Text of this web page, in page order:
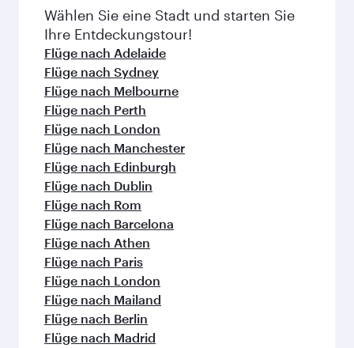
jeweiligen Einzelheiten zu den Flügen.
Wählen Sie eine Stadt und starten Sie
Ihre Entdeckungstour!
Flüge nach Adelaide
Flüge nach Sydney
Flüge nach Melbourne
Flüge nach Perth
Flüge nach London
Flüge nach Manchester
Flüge nach Edinburgh
Flüge nach Dublin
Flüge nach Rom
Flüge nach Barcelona
Flüge nach Athen
Flüge nach Paris
Flüge nach London
Flüge nach Mailand
Flüge nach Berlin
Flüge nach Madrid